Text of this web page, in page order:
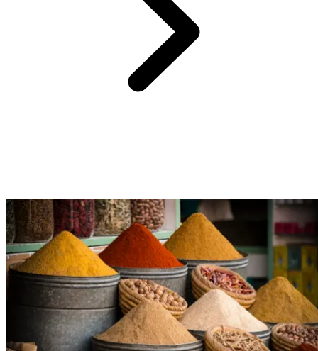
À seulement 1h de route duClub Med Marrakech La Palmeraie, le
désert d’Agafay vous entraîne dans un voyage tout en contrastes.
Oubliez les dunes du Sahara : ici, ce sont
des collines rocailleuses
baignées de lumièrequi dessinentun paysage brut et envoûtant.
Loin de tout, mais proche de l’essentiel, on découvre une autre
Afrique, plus minérale, plus intime.Balade à dos de dromadaire,
crêtes dorées au soleil couchant, dîner sous les étoiles dans un
camp éphémère: chaque instant suspend le temps. Le silence
règne, la beauté opère. Une expérience précieuse, entre aventure
et élégance, à vivre au rythme d’un voyage qui ressource et
émerveille.